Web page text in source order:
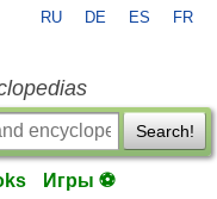
RU DE ES FR
Search!
Игры ⚽